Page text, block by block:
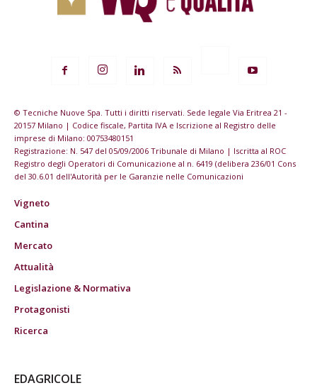
© Tecniche Nuove Spa. Tutti i diritti riservati. Sede legale Via Eritrea 21 -
20157 Milano | Codice fiscale, Partita IVA e Iscrizione al Registro delle
imprese di Milano: 00753480151
Registrazione: N. 547 del 05/09/2006 Tribunale di Milano | Iscritta al ROC
Registro degli Operatori di Comunicazione al n. 6419 (delibera 236/01 Cons
del 30.6.01 dell'Autorità per le Garanzie nelle Comunicazioni
Vigneto
Cantina
Mercato
Attualità
Legislazione & Normativa
Protagonisti
Ricerca
EDAGRICOLE